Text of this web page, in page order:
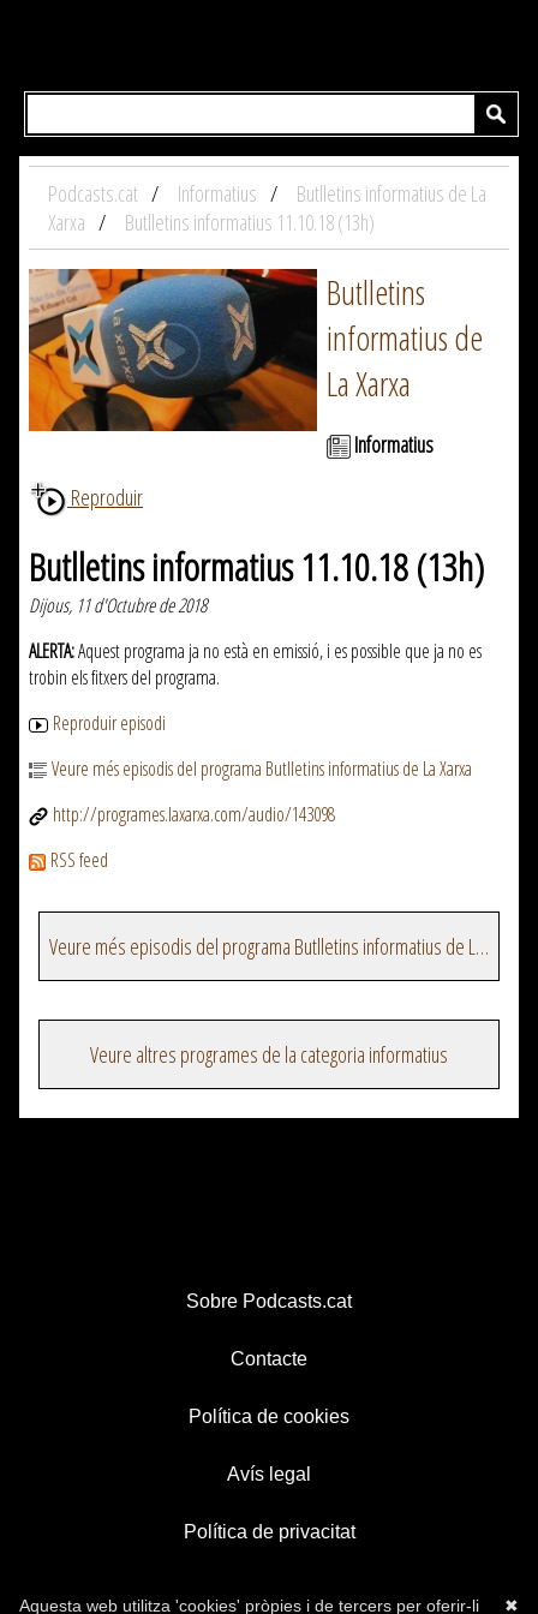
Podcasts.cat Informatius
Butlletins informatius de La
Xarxa
Butlletins informatius 11.10.18 (13h)
Butlletins
informatius de
La Xarxa
Informatius
Reproduir
Butlletins informatius 11.10.18 (13h)
Dijous, 11 d'Octubre de 2018
ALERTA:Aquest programa ja no està en emissió, i es possible que ja no es
trobin els fitxers del programa.
Reproduir episodi
Veure més episodis del programa Butlletins informatius de La Xarxa
http://programes.laxarxa.com/audio/143098
RSS feed
Veure més episodis del programa Butlletins informatius de La Xarxa
Veure altres programes de la categoria informatius
Sobre Podcasts.cat
Contacte
Política de cookies
Avís legal
Política de privacitat
✖
Aquesta web utilitza 'cookies' pròpies i de tercers per oferir-li